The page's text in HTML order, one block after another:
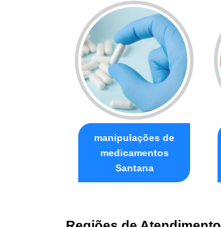
manipulações de
medicamentos
Santana